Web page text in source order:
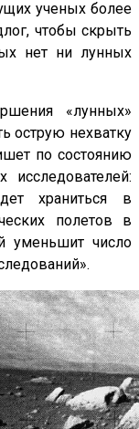
ученых более
чтобы скрыть
нет ни лунных
«лунных»
острую нехватку
по состоянию
храниться в
полетов в
уменьшит число